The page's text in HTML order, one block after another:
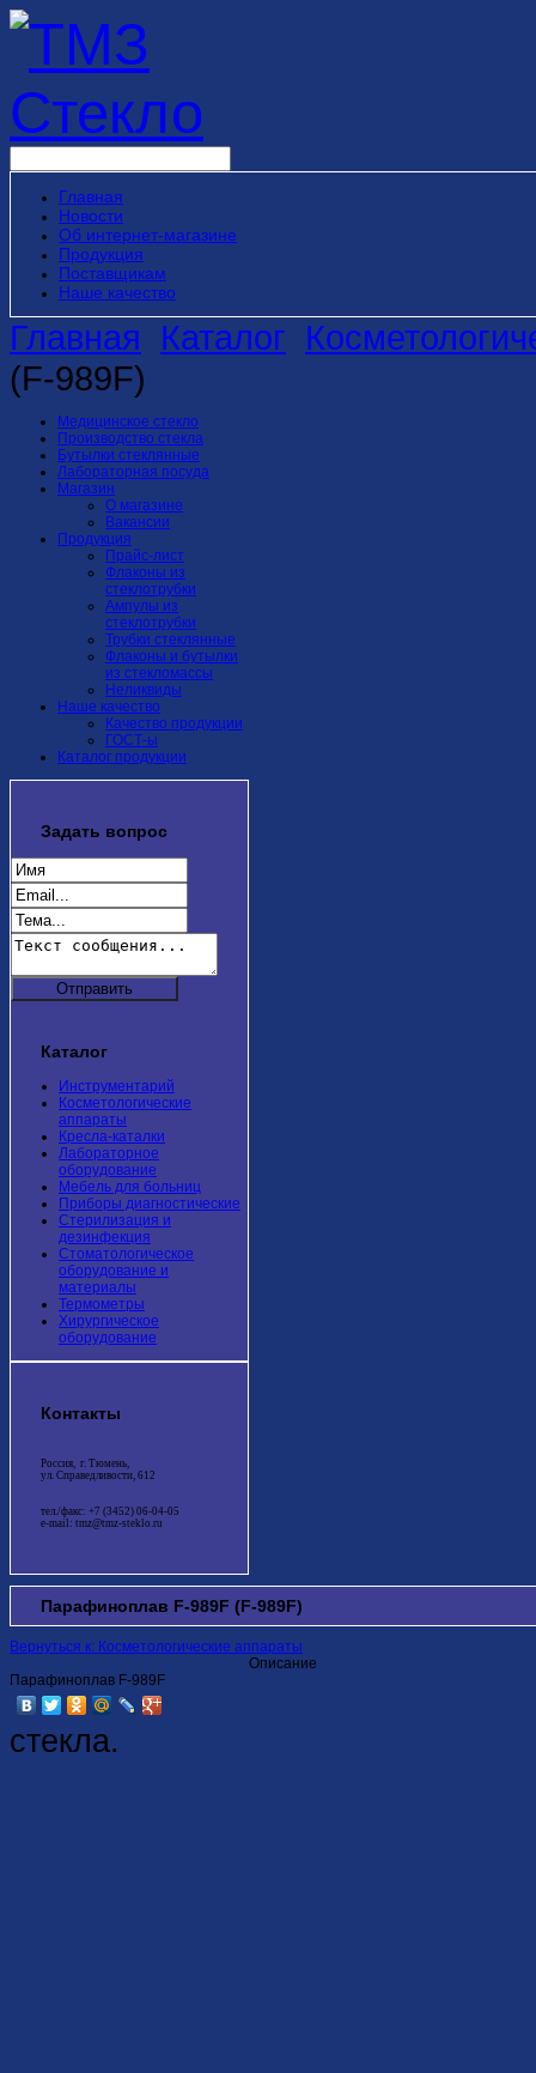
Главная
Новости
Об интернет-магазине
Продукция
Поставщикам
Наше качество
Главная Каталог
(F-989F)
Медицинское стекло
Производство стекла
Бутылки стеклянные
Лабораторная посуда
Магазин
О магазине
Вакансии
Продукция
Прайс-лист
Флаконы из
стеклотрубки
Ампулы из
стеклотрубки
Трубки стеклянные
Флаконы и бутылки
из стекломассы
Неликвиды
Наше качество
Качество продукции
ГОСТ-ы
Каталог продукции
Задать вопрос
Каталог
Инструментарий
Косметологические
аппараты
Кресла-каталки
Лабораторное
оборудование
Мебель для больниц
Приборы диагностические
Стерилизация и
дезинфекция
Стоматологическое
оборудование и
материалы
Термометры
Хирургическое
оборудование
Контакты
Россия, г. Тюмень,
ул. Справедливости, 612
тел./факс: +7 (3452) 06-04-05
e-mail: tmz@tmz-steklo.ru
Парафиноплав F-989F (F-989F)
Вернуться к: Косметологические аппараты
Описание
Парафиноплав F-989F
стекла.